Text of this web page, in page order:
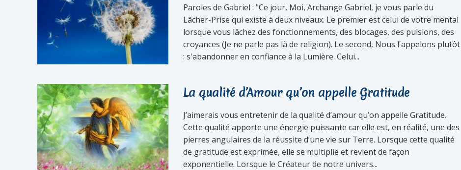
Paroles de Gabriel : "Ce jour, Moi, Archange Gabriel, je vous parle du
Lâcher-Prise qui existe à deux niveaux. Le premier est celui de votre mental
lorsque vous lâchez des fonctionnements, des blocages, des pulsions, des
croyances (Je ne parle pas là de religion). Le second, Nous l'appelons plutôt
: s'abandonner en confiance à la Lumière. Celui...
La qualité d’Amour qu’on appelle Gratitude
J’aimerais vous entretenir de la qualité d’amour qu’on appelle Gratitude.
Cette qualité apporte une énergie puissante car elle est, en réalité, une des
pierres angulaires de la réussite d’une vie sur Terre. Lorsque cette qualité
de gratitude est exprimée, elle se multiplie et revient de façon
exponentielle. Lorsque le Créateur de notre univers...